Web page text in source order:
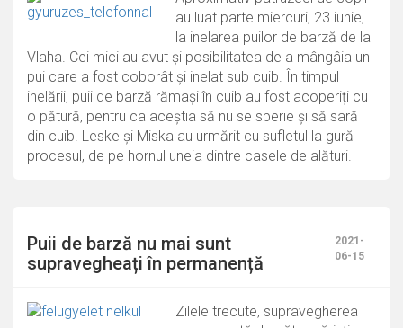
au luat parte miercuri, 23 iunie,
la inelarea puilor de barză de la
Vlaha. Cei mici au avut și posibilitatea de a mângâia un
pui care a fost coborât și inelat sub cuib. În timpul
inelării, puii de barză rămași în cuib au fost acoperiți cu
o pătură, pentru ca aceștia să nu se sperie și să sară
din cuib. Leske și Miska au urmărit cu sufletul la gură
procesul, de pe hornul uneia dintre casele de alături.
Puii de barză nu mai sunt
supravegheați în permanență
2021-
06-15
Zilele trecute, supravegherea